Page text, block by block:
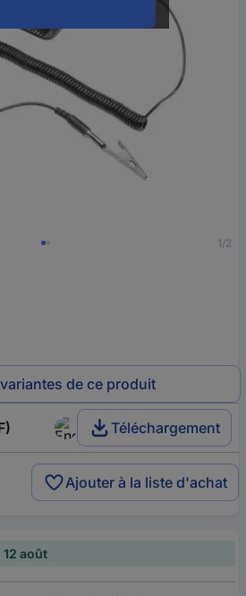
1/2
de ce produit
Téléchargement
Ajouter à la liste d'achat
août